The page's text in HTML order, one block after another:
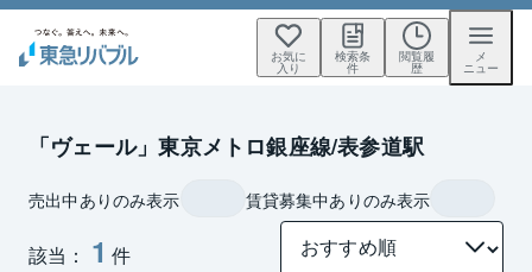
お気に
入り
検索条
件
閲覧履
歴
メ
ニュー
「ヴェール」東京メトロ銀座線/表参道駅
該当： 1 件
売出中ありのみ表示 賃貸募集中ありのみ表示